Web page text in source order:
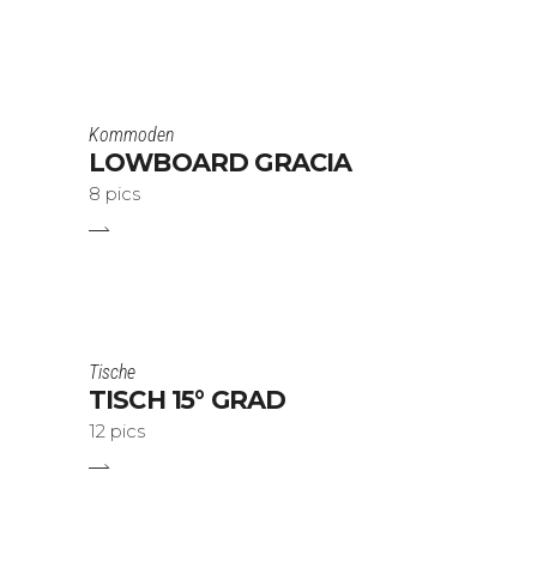
Kommoden
LOWBOARD GRACIA
8 pics
Tische
TISCH 15° GRAD
12 pics